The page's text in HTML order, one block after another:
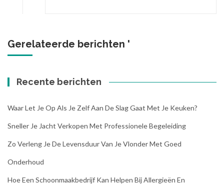
Gerelateerde berichten '
Recente berichten
Waar Let Je Op Als Je Zelf Aan De Slag Gaat Met Je Keuken?
Sneller Je Jacht Verkopen Met Professionele Begeleiding
Zo Verleng Je De Levensduur Van Je Vlonder Met Goed
Onderhoud
Hoe Een Schoonmaakbedrijf Kan Helpen Bij Allergieën En